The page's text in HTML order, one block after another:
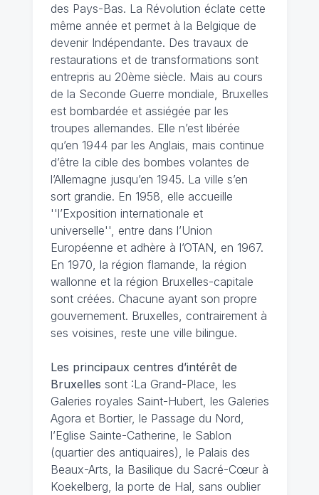
des Pays-Bas. La Révolution éclate cette
même année et permet à la Belgique de
devenir Indépendante. Des travaux de
restaurations et de transformations sont
entrepris au 20ème siècle. Mais au cours
de la Seconde Guerre mondiale, Bruxelles
est bombardée et assiégée par les
troupes allemandes. Elle n’est libérée
qu’en 1944 par les Anglais, mais continue
d’être la cible des bombes volantes de
l’Allemagne jusqu’en 1945. La ville s’en
sort grandie. En 1958, elle accueille
''l’Exposition internationale et
universelle'', entre dans l’Union
Européenne et adhère à l’OTAN, en 1967.
En 1970, la région flamande, la région
wallonne et la région Bruxelles-capitale
sont créées. Chacune ayant son propre
gouvernement. Bruxelles, contrairement à
ses voisines, reste une ville bilingue.
Les principaux centres d’intérêt de
Bruxelles sont :La Grand-Place, les
Galeries royales Saint-Hubert, les Galeries
Agora et Bortier, le Passage du Nord,
l’Eglise Sainte-Catherine, le Sablon
(quartier des antiquaires), le Palais des
Beaux-Arts, la Basilique du Sacré-Cœur à
Koekelberg, la porte de Hal, sans oublier